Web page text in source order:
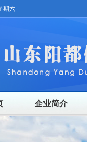
期六
企业简介